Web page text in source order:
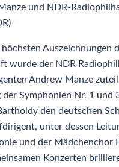
und NDR-
höchsten Auszeichnungen
wurde der NDR
Andrew Manze
der Symphonien Nr. 1 und
den deutschen
unter dessen
und der Mädchenchor
Konzerten